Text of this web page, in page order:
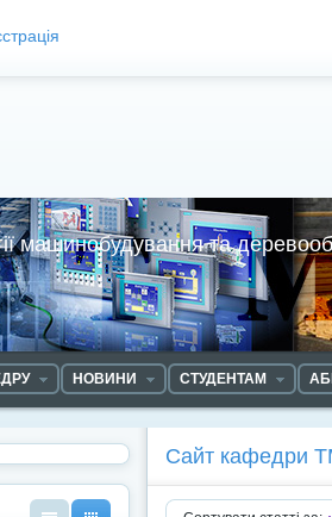
машинобудування та
НОВИНИ СТУДЕНТАМ
Сайт кафедри